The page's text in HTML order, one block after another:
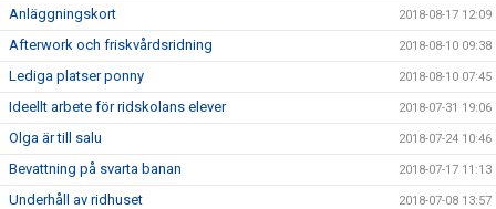
Anläggningskort 2018-08-17 12:09
Afterwork och friskvårdsridning 2018-08-10 09:38
Lediga platser ponny 2018-08-10 07:45
Ideellt arbete för ridskolans elever 2018-07-31 19:06
Olga är till salu 2018-07-24 10:46
Bevattning på svarta banan 2018-07-17 11:13
Underhåll av ridhuset 2018-07-08 13:57